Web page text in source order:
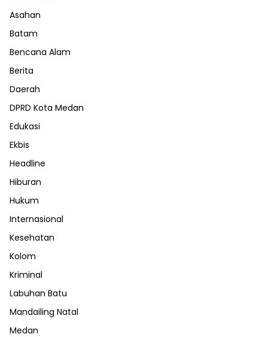
Asahan
Batam
Bencana Alam
Berita
Daerah
DPRD Kota Medan
Edukasi
Ekbis
Headline
Hiburan
Hukum
Internasional
Kesehatan
Kolom
Kriminal
Labuhan Batu
Mandailing Natal
Medan